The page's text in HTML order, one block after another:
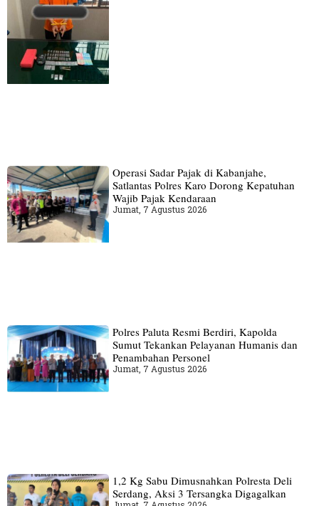
Operasi Sadar Pajak di Kabanjahe,
Satlantas Polres Karo Dorong Kepatuhan
Wajib Pajak Kendaraan
Jumat, 7 Agustus 2026
Polres Paluta Resmi Berdiri, Kapolda
Sumut Tekankan Pelayanan Humanis dan
Penambahan Personel
Jumat, 7 Agustus 2026
1,2 Kg Sabu Dimusnahkan Polresta Deli
Serdang, Aksi 3 Tersangka Digagalkan